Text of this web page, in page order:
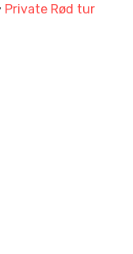
Private Rød tur